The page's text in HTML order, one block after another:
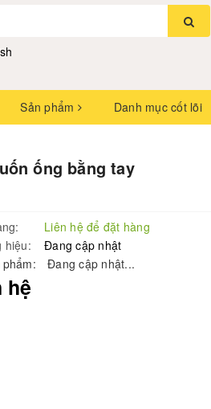
Sản phẩm Danh mục cốt lõi
ống bằng tay
Liên hệ để đặt hàng
hiệu:
Đang cập nhật
Đang cập nhật...
hệ